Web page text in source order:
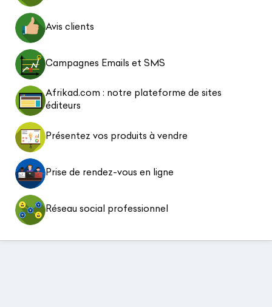
Avis clients
Campagnes Emails et SMS
Afrikad.com : notre plateforme de sites
éditeurs
Présentez vos produits à vendre
Prise de rendez-vous en ligne
Réseau social professionnel